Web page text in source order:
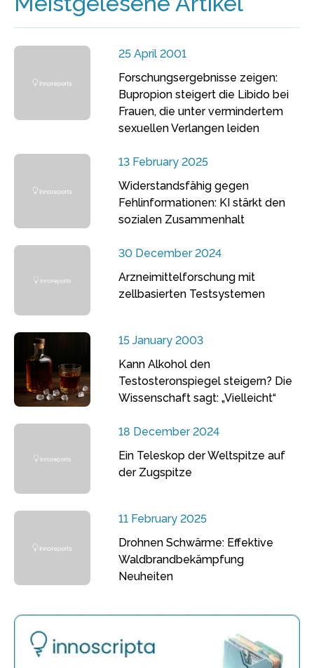
25 April 2001
Forschungsergebnisse zeigen:
Bupropion steigert die Libido bei
Frauen, die unter vermindertem
sexuellen Verlangen leiden
13 February 2025
Widerstandsfähig gegen
Fehlinformationen: KI stärkt den
sozialen Zusammenhalt
30 December 2024
Arzneimittelforschung mit
zellbasierten Testsystemen
15 January 2003
Kann Alkohol den
Testosteronspiegel steigern? Die
Wissenschaft sagt: „Vielleicht“
18 December 2024
Ein Teleskop der Weltspitze auf
der Zugspitze
11 February 2025
Drohnen Schwärme: Effektive
Waldbrandbekämpfung
Neuheiten